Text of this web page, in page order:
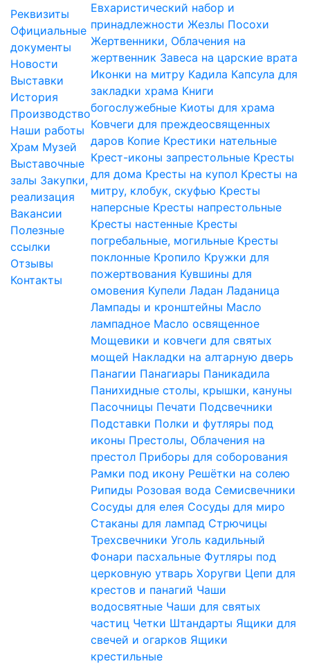
Реквизиты
Официальные
документы
Новости
Выставки
История
Производство
Наши работы
Храм Музей
Выставочные
залы Закупки,
реализация
Вакансии
Полезные
ссылки
Отзывы
Контакты
Евхаристический набор и
принадлежности Жезлы Посохи
Жертвенники, Облачения на
жертвенник Завеса на царские врата
Иконки на митру Кадила Капсула для
закладки храма Книги
богослужебные Киоты для храма
Ковчеги для преждеосвященных
даров Копие Крестики нательные
Крест-иконы запрестольные Кресты
для дома Кресты на купол Кресты на
митру, клобук, скуфью Кресты
наперсные Кресты напрестольные
Кресты настенные Кресты
погребальные, могильные Кресты
поклонные Кропило Кружки для
пожертвования Кувшины для
омовения Купели Ладан Ладаница
Лампады и кронштейны Масло
лампадное Масло освященное
Мощевики и ковчеги для святых
мощей Накладки на алтарную дверь
Панагии Панагиары Паникадила
Панихидные столы, крышки, кануны
Пасочницы Печати Подсвечники
Подставки Полки и футляры под
иконы Престолы, Облачения на
престол Приборы для соборования
Рамки под икону Решётки на солею
Рипиды Розовая вода Семисвечники
Сосуды для елея Сосуды для миро
Стаканы для лампад Стрючицы
Трехсвечники Уголь кадильный
Фонари пасхальные Футляры под
церковную утварь Хоругви Цепи для
крестов и панагий Чаши
водосвятные Чаши для святых
частиц Четки Штандарты Ящики для
свечей и огарков Ящики
крестильные